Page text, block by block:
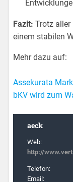
Fazit: Trotz aller
einem stabilen
Mehr dazu auf:
Assekurata
bKV wird zum
aeck
Web:
http://
Telefon:
Email: